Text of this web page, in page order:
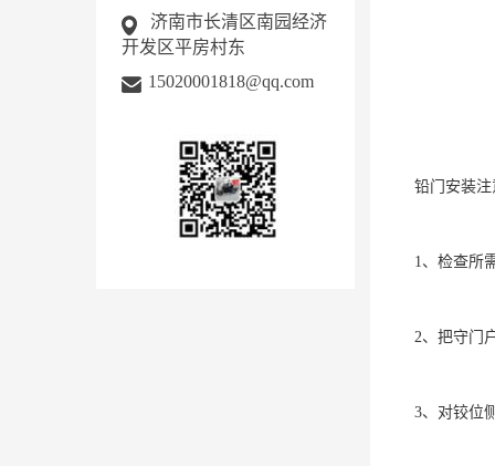
济南市长清区南园经济
开发区平房村东
15020001818@qq.com
铅门安装
1、检查所
2、把守门
3、对铰位